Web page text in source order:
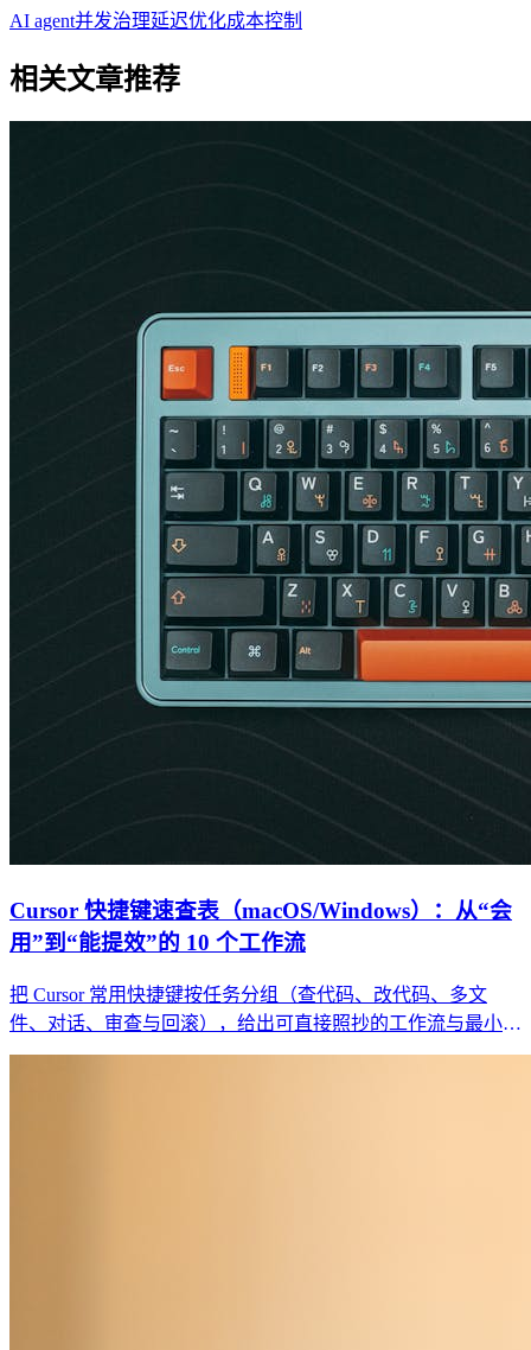
AI agent并发治理延迟优化成本控制
相关文章推荐
Cursor 快捷键速查表（macOS/Windows）：从“会
用”到“能提效”的 10 个工作流
把 Cursor 常用快捷键按任务分组（查代码、改代码、多文
件、对话、审查与回滚），给出可直接照抄的工作流与最小回
归清单，避免“快捷键背了也没变快”。